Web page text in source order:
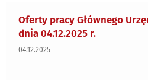
Oferty pracy Głównego
dnia 04.12.2025 r.
04.12.2025